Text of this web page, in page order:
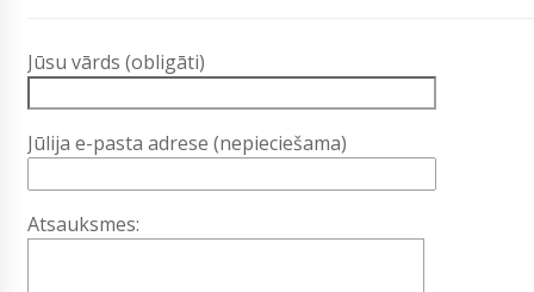
Jūsu vārds (obligāti)
Jūlija e-pasta adrese (nepieciešama)
Atsauksmes: